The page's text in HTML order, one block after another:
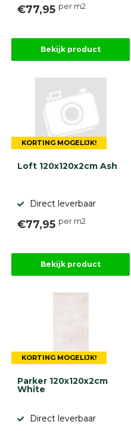
€77,95 per m2
Bekijk product
KORTING MOGELIJK!
Loft 120x120x2cm Ash
Direct leverbaar
€77,95 per m2
Bekijk product
KORTING MOGELIJK!
Parker 120x120x2cm
White
Direct leverbaar